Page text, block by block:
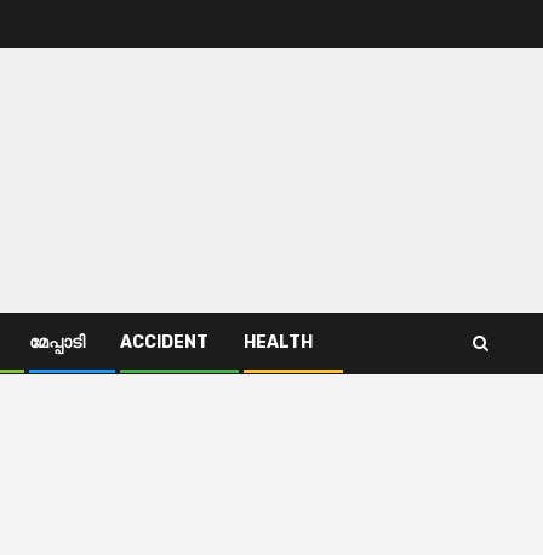
മേപ്പാടി ACCIDENT HEALTH